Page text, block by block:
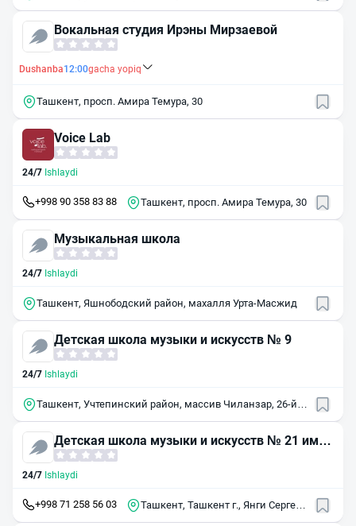
Вокальная студия Ирэны Мирзаевой
Dushanba12:00gacha yopiq
Ташкент, просп. Амира Темура, 30
Voice Lab
24/7 Ishlaydi
+998 90 358 83 88 Ташкент, просп. Амира Темура, 30
Музыкальная школа
24/7 Ishlaydi
Ташкент, Яшнободский район, махалля Урта-Масжид
Детская школа музыки и искусств № 9
24/7 Ishlaydi
Ташкент, Учтепинский район, массив Чиланзар, 26-й
Детская школа музыки и искусств № 21 им.
б. иноятова
24/7 Ishlaydi
+998 71 258 56 03
Ташкент, Ташкент г., Янги Сергели